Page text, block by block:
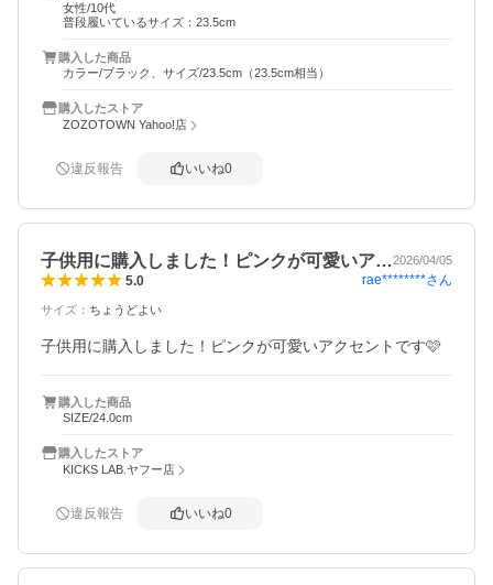
女性/10代
普段履いているサイズ：23.5cm
購入した商品
カラー/ブラック、サイズ/23.5cm（23.5cm相当）
購入したストア
ZOZOTOWN Yahoo!店
違反報告 いいね0
子供用に購入しました！ピンクが可愛いア…2026/04/05
5.0 rae********さん
サイズ ： ちょうどよい
子供用に購入しました！ピンクが可愛いアクセントです🩷
購入した商品
SIZE/24.0cm
購入したストア
KICKS LAB.ヤフー店
違反報告 いいね0